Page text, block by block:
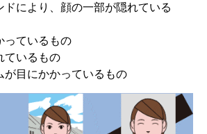
ドにより、顔の一部が隠れている
っているもの
ているもの
が目にかかっているもの